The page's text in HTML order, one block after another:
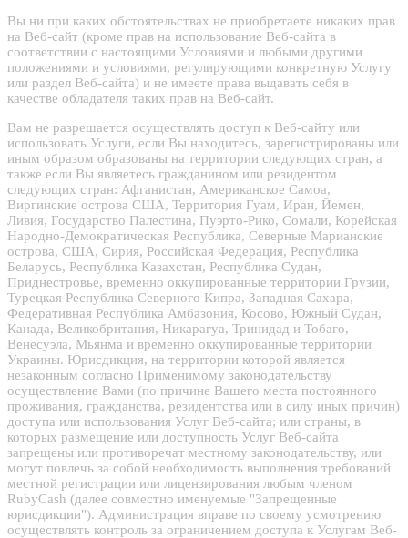
Вы ни при каких обстоятельствах не приобретаете никаких прав
на Веб-сайт (кроме прав на использование Веб-сайта в
соответствии с настоящими Условиями и любыми другими
положениями и условиями, регулирующими конкретную Услугу
или раздел Веб-сайта) и не имеете права выдавать себя в
качестве обладателя таких прав на Веб-сайт.
Вам не разрешается осуществлять доступ к Веб-сайту или
использовать Услуги, если Вы находитесь, зарегистрированы или
иным образом образованы на территории следующих стран, а
также если Вы являетесь гражданином или резидентом
следующих стран: Афганистан, Американское Самоа,
Виргинские острова США, Территория Гуам, Иран, Йемен,
Ливия, Государство Палестина, Пуэрто-Рико, Сомали, Корейская
Народно-Демократическая Республика, Северные Марианские
острова, США, Сирия, Российская Федерация, Республика
Беларусь, Республика Казахстан, Республика Судан,
Приднестровье, временно оккупированные территории Грузии,
Турецкая Республика Северного Кипра, Западная Сахара,
Федеративная Республика Амбазония, Косово, Южный Судан,
Канада, Великобритания, Никарагуа, Тринидад и Тобаго,
Венесуэла, Мьянма и временно оккупированные территории
Украины. Юрисдикция, на территории которой является
незаконным согласно Применимому законодательству
осуществление Вами (по причине Вашего места постоянного
проживания, гражданства, резидентства или в силу иных причин)
доступа или использования Услуг Веб-сайта; или страны, в
которых размещение или доступность Услуг Веб-сайта
запрещены или противоречат местному законодательству, или
могут повлечь за собой необходимость выполнения требований
местной регистрации или лицензирования любым членом
RubyCash (далее совместно именуемые "Запрещенные
юрисдикции"). Администрация вправе по своему усмотрению
осуществлять контроль за ограничением доступа к Услугам Веб-